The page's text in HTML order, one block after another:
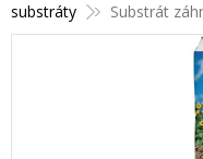
substráty
Substrát